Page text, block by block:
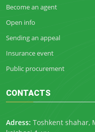
Become an agent
Open info
Sending an appeal
Insurance event
Public procurement
CONTACTS
Adress: Toshkent shahar,